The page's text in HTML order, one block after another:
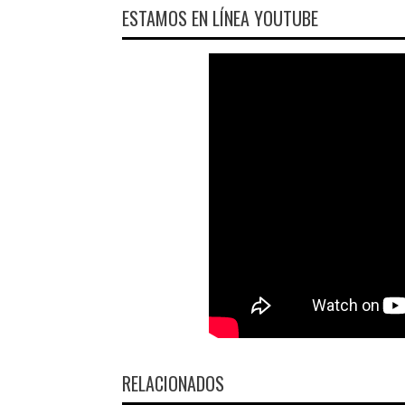
ESTAMOS EN LÍNEA YOUTUBE
RELACIONADOS